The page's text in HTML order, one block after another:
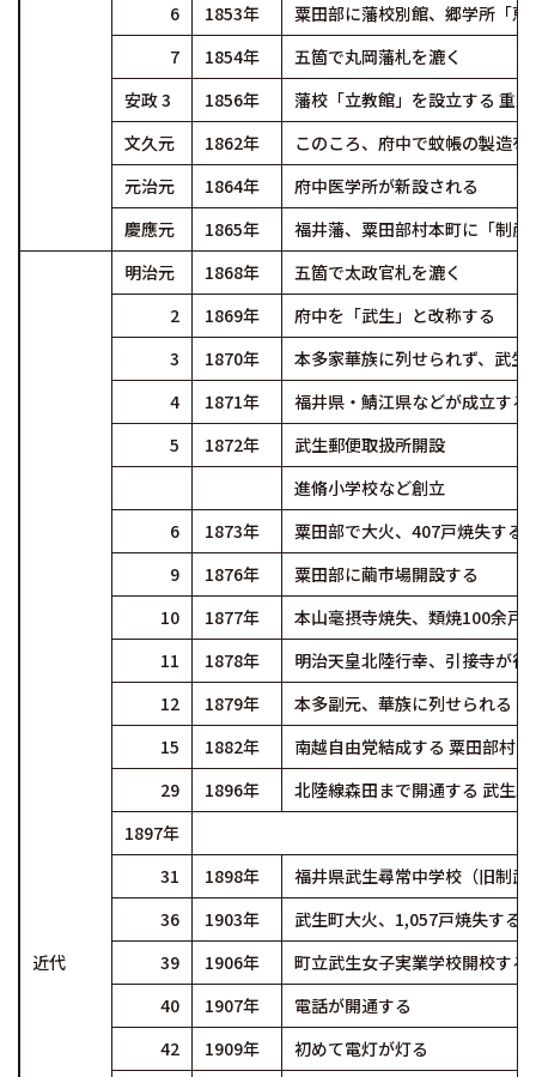
6
1853年
粟田部に藩校別館、郷学所「恵
7
1854年
五箇で丸岡藩札を漉く
安政 3
1856年
藩校「立教館」を設立する 重
文久元
1862年
このころ、府中で蚊帳の製造を
元治元
1864年
府中医学所が新設される
慶應元
1865年 福井藩、粟田部村本町に「制産
近代
明治元 1868年
五箇で太政官札を漉く
2
1869年
府中を「武生」と改称する
3
1870年
本多家華族に列せられず、武
4
1871年
福井県・鯖江県などが成立する
5
1872年
武生郵便取扱所開設
進脩小学校など創立
6
1873年
粟田部で大火、407戸焼失する
9
1876年
粟田部に繭市場開設する
10
1877年
本山毫摂寺焼失、類焼100余戸
11
1878年
明治天皇北陸行幸、引接寺が
12
1879年
本多副元、華族に列せられる
15
1882年
南越自由党結成する 粟田部村
29
1896年
北陸線森田まで開通する 武生
1897年
31
1898年
福井県武生尋常中学校（旧制
36
1903年
武生町大火、1,057戸焼失する
39
1906年
町立武生女子実業学校開校する
40
1907年
電話が開通する
42
1909年 初めて電灯が灯る